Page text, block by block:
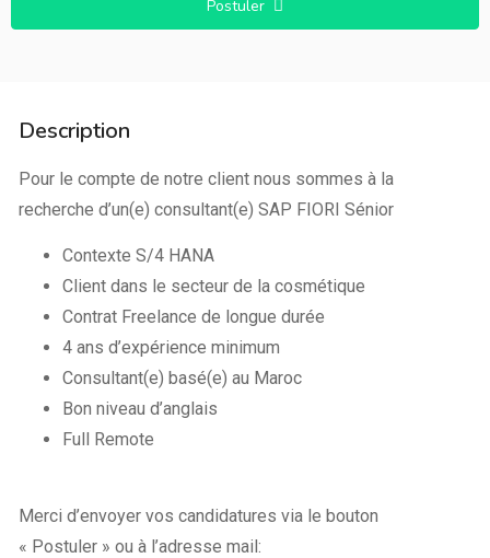
Postuler
Description
Pour le compte de notre client nous sommes à la
recherche d’un(e) consultant(e) SAP FIORI Sénior
Contexte S/4 HANA
Client dans le secteur de la cosmétique
Contrat Freelance de longue durée
4 ans d’expérience minimum
Consultant(e) basé(e) au Maroc
Bon niveau d’anglais
Full Remote
Merci d’envoyer vos candidatures via le bouton
« Postuler » ou à l’adresse mail: